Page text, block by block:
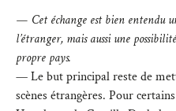
— Cet échange est bien entendu
l’étranger, mais aussi une
propre pays.
— Le but principal reste de
scènes étrangères. Pour